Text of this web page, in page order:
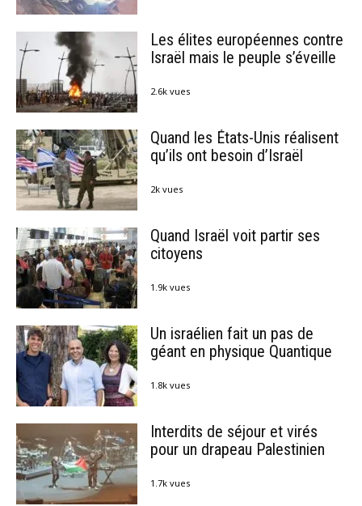
Les élites européennes contre
Israël mais le peuple s’éveille
2.6k vues
Quand les États-Unis réalisent
qu’ils ont besoin d’Israël
2k vues
Quand Israël voit partir ses
citoyens
1.9k vues
Un israélien fait un pas de
géant en physique Quantique
1.8k vues
Interdits de séjour et virés
pour un drapeau Palestinien
1.7k vues